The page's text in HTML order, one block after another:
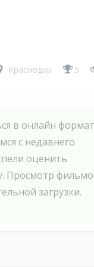
Краснодар 5
в онлайн
с недавнего
оценить
Просмотр
загрузки.